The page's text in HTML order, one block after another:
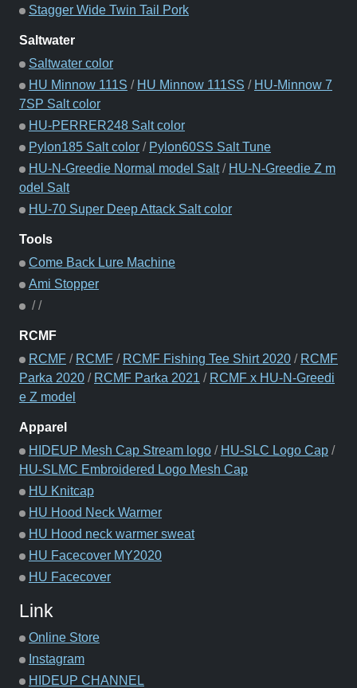
Stagger Wide Twin Tail Pork
Saltwater
Saltwater color
HU Minnow 111S / HU Minnow 111SS / HU-Minnow 7
7SP Salt color
HU-PERRER248 Salt color
Pylon185 Salt color / Pylon60SS Salt Tune
HU-N-Greedie Normal model Salt/ HU-N-Greedie Z m
odel Salt
HU-70 Super Deep Attack Salt color
Tools
Come Back Lure Machine
Ami Stopper
//
RCMF
RCMF / RCMF / RCMF Fishing Tee Shirt 2020 / RCMF
Parka 2020 / RCMF Parka 2021 / RCMF x HU-N-Greedi
e Z model
Apparel
HIDEUP Mesh Cap Stream logo / HU-SLC Logo Cap /
HU-SLMC Embroidered Logo Mesh Cap
HU Knitcap
HU Hood Neck Warmer
HU Hood neck warmer sweat
HU Facecover MY2020
HU Facecover
Link
Online Store
Instagram
HIDEUP CHANNEL